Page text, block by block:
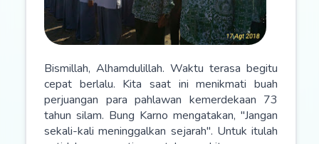
Bismillah, Alhamdulillah. Waktu terasa begitu
cepat berlalu. Kita saat ini menikmati buah
perjuangan para pahlawan kemerdekaan 73
tahun silam. Bung Karno mengatakan, "Jangan
sekali-kali meninggalkan sejarah". Untuk itulah